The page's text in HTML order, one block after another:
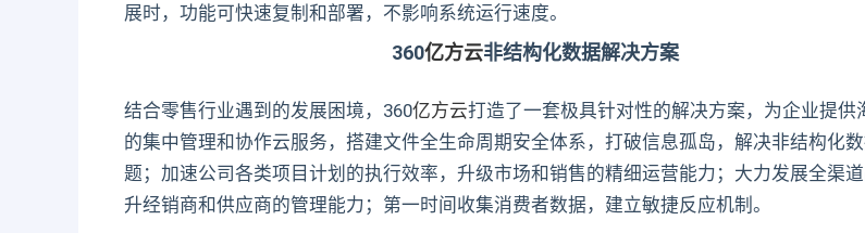
展时，功能可快速复制和部署，不影响系统运行速度。
360亿方云非结构化数据解决方案
结合零售行业遇到的发展困境，360亿方云打造了一套极具针对性的解决方案，为企业提供
的集中管理和协作云服务，搭建文件全生命周期安全体系，打破信息孤岛，解决非结构化
题；加速公司各类项目计划的执行效率，升级市场和销售的精细运营能力；大力发展全渠
升经销商和供应商的管理能力；第一时间收集消费者数据，建立敏捷反应机制。